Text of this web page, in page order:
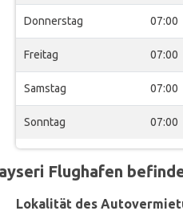
Donnerstag 07:00
Freitag 07:00
Samstag 07:00
Sonntag 07:00
Flughafen
Lokalität des